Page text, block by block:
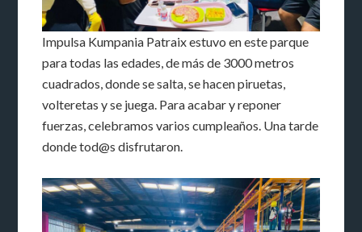
Impulsa Kumpania Patraix estuvo en este parque
para todas las edades, de más de 3000 metros
cuadrados, donde se salta, se hacen piruetas,
volteretas y se juega. Para acabar y reponer
fuerzas, celebramos varios cumpleaños. Una tarde
donde tod@s disfrutaron.